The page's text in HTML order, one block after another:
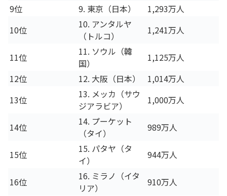
9位
9. 東京（日本）
1,293万人
10位
10. アンタルヤ
（トルコ）
1,241万人
11位
11. ソウル（韓
国）
1,125万人
12位
12. 大阪（日本）
1,014万人
13位
13. メッカ（サウ
ジアラビア）
1,000万人
14位
14. プーケット
（タイ）
989万人
15位
15. パタヤ（タ
イ）
944万人
16位
16. ミラノ（イタ
リア）
910万人